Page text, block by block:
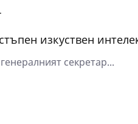
изкуствен
секретар...